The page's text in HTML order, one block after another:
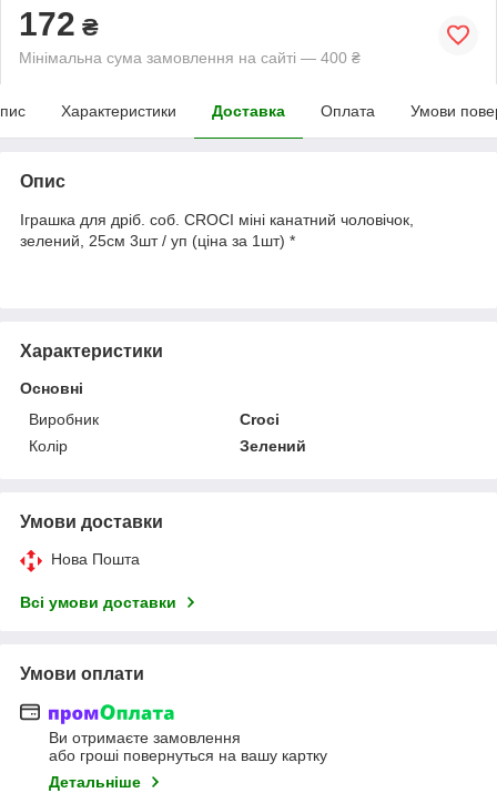
172 ₴
Мінімальна сума замовлення на сайті — 400 ₴
Характеристики Доставка Оплата Умови
Опис
Іграшка для дріб. соб. CROCI міні канатний чоловічок,
зелений, 25см 3шт / уп (ціна за 1шт) *
Характеристики
Основні
Виробник
Croci
Колір
Зелений
Умови доставки
Нова Пошта
Всі умови доставки
Умови оплати
Ви отримаєте замовлення
або гроші повернуться на вашу картку
Детальніше